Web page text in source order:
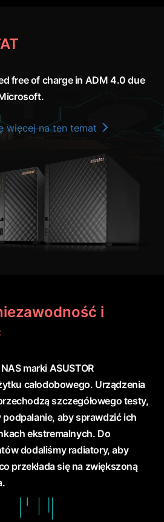
free of charge in ADM 4.0 due
więcej na ten temat
i
marki ASUSTOR
całodobowego. Urządzenia
szczegółowego testy,
aby sprawdzić ich
ekstremalnych. Do
dodaliśmy radiatory, aby
przekłada się na zwiększoną